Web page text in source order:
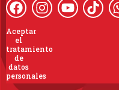
Aceptar
el
tratamiento
de
datos
personales